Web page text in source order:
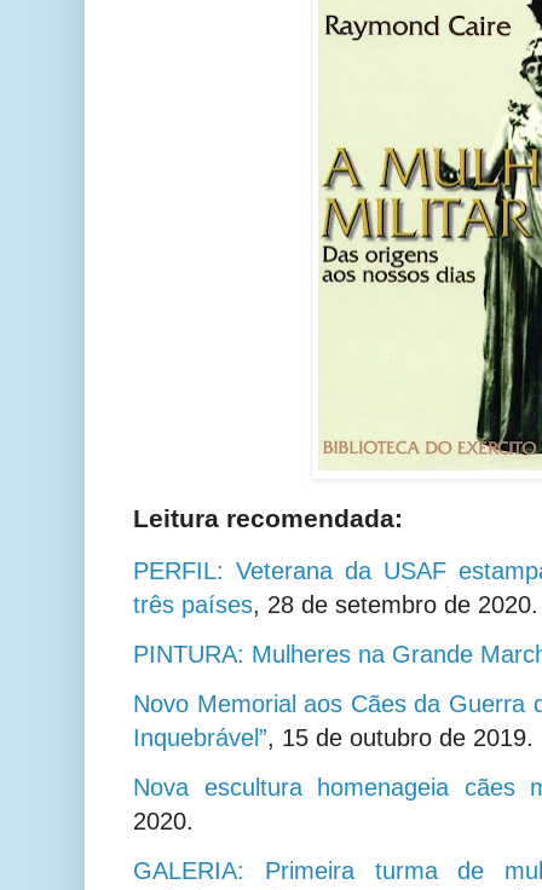
Leitura recomendada:
PERFIL: Veterana da USAF
três países, 28 de setembro de 2020.
PINTURA: Mulheres na Grande
Novo Memorial aos Cães da Guerra
Inquebrável”, 15 de outubro de 2019.
Nova escultura homenageia cães
2020.
GALERIA: Primeira turma de